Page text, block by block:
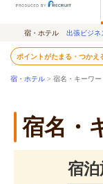
宿・ホテル 出張ビジネ
ポイントがたまる・つかえ
宿・ホテル > 宿名・キーワー
宿名・
宿